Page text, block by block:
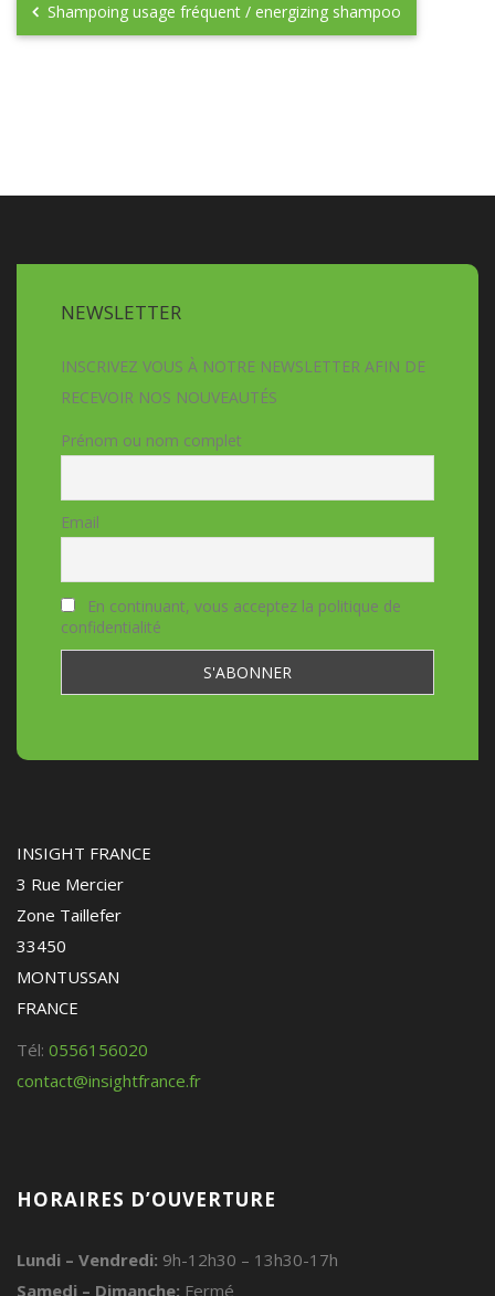
Shampoing usage fréquent / energizing shampoo
NEWSLETTER
INSCRIVEZ VOUS À NOTRE NEWSLETTER AFIN DE
RECEVOIR NOS NOUVEAUTÉS
Prénom ou nom complet
Email
En continuant, vous acceptez la politique de
confidentialité
INSIGHT FRANCE
3 Rue Mercier
Zone Taillefer
33450
MONTUSSAN
FRANCE
Tél: 0556156020
contact@insightfrance.fr
HORAIRES D’OUVERTURE
Lundi – Vendredi: 9h-12h30 – 13h30-17h
Samedi – Dimanche: Fermé